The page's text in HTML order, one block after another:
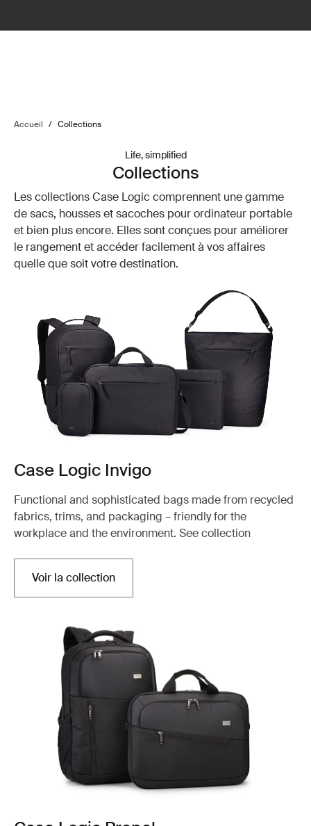
Accueil / Collections
Life, simplified
Collections
Les collections Case Logic comprennent une gamme
de sacs, housses et sacoches pour ordinateur portable
et bien plus encore. Elles sont conçues pour améliorer
le rangement et accéder facilement à vos affaires
quelle que soit votre destination.
Case Logic Invigo
Functional and sophisticated bags made from recycled
fabrics, trims, and packaging – friendly for the
workplace and the environment. See collection
Voir la collection